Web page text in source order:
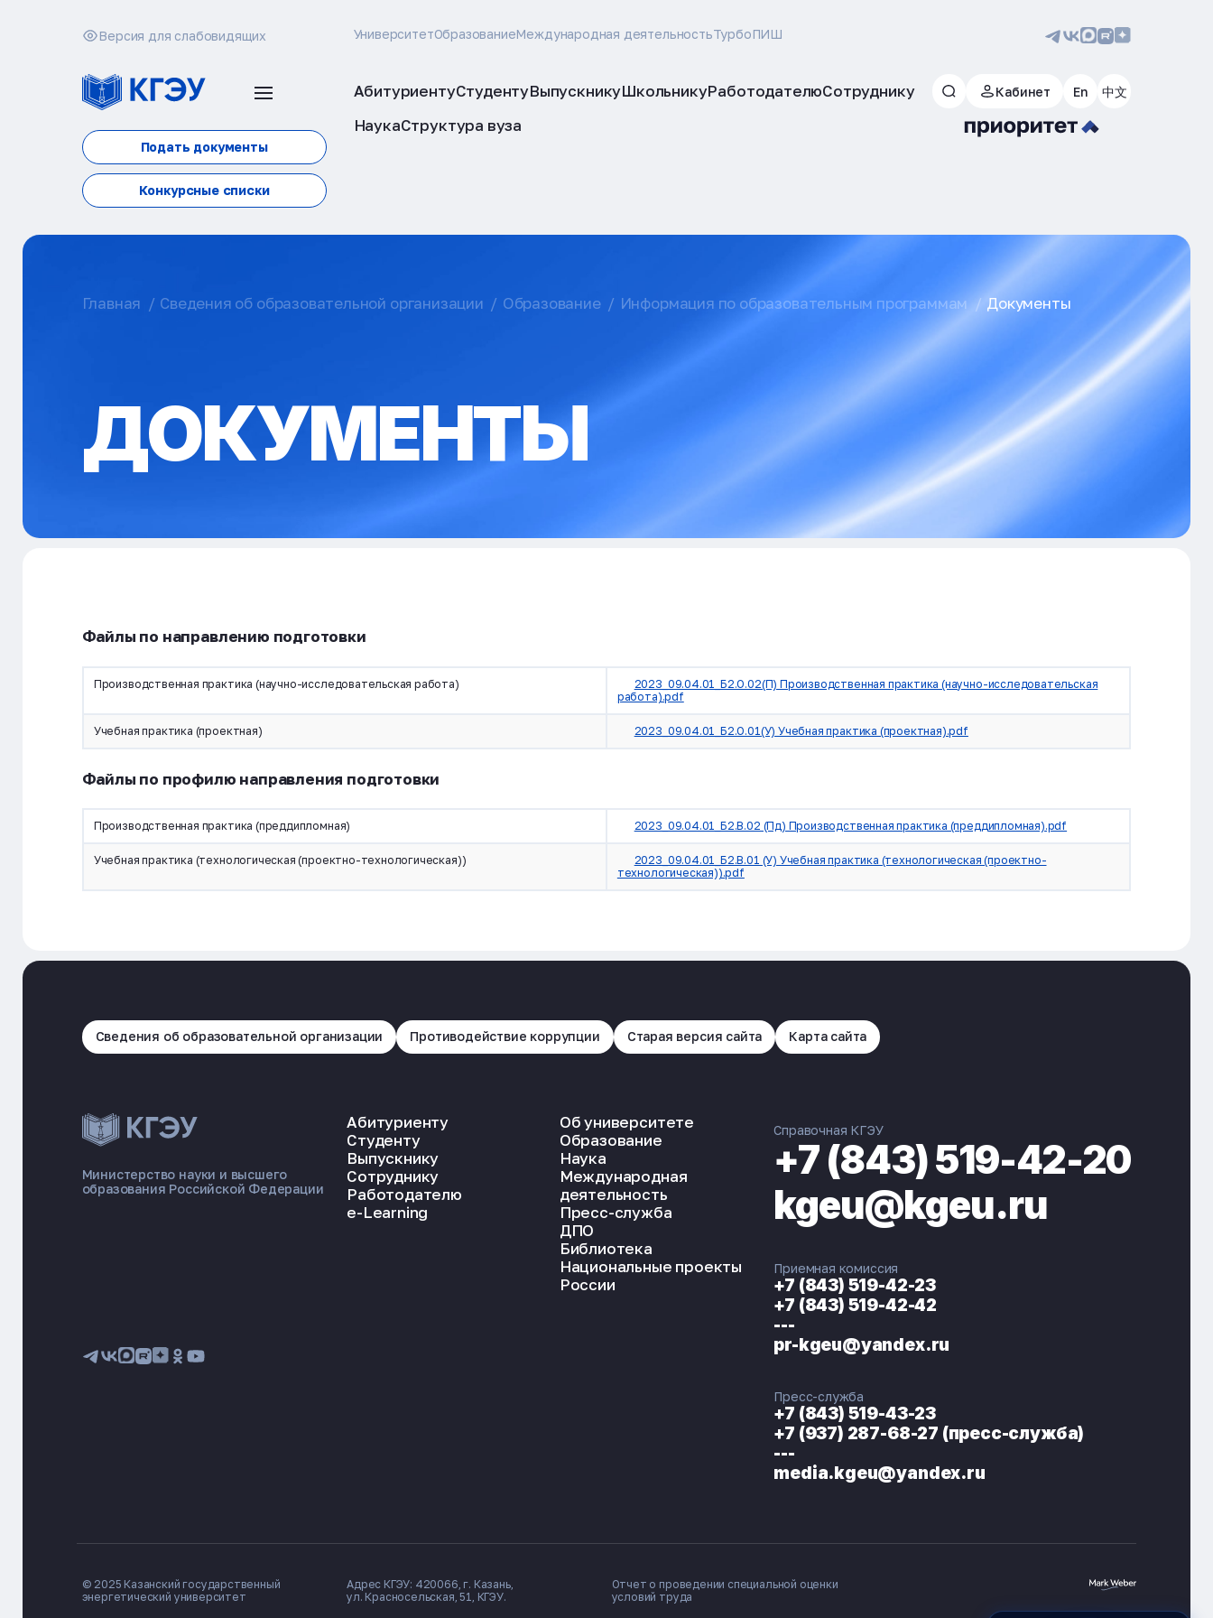
Версия для слабовидящих УниверситетОбразованиеМеждународная деятельностьТурбоПИШ
Подать документы
Конкурсные списки
АбитуриентуСтудентуВыпускникуШкольникуРаботодателюСотруднику
НаукаСтруктура вуза
Кабинет En 中文
ЭНЕРГОКОД — ПОМОЩНИК КГЭУ
Главная Сведения об образовательной организации Образование Информация по образовательным программам Документы
ДОКУМЕНТЫ
Файлы по направлению подготовки
Производственная практика (научно-исследовательская работа)
2023_09.04.01_Б2.О.02(П) Производственная практика (научно-исследовательская
работа).pdf
Учебная практика (проектная) 2023_09.04.01_Б2.О.01(У) Учебная практика (проектная).pdf
Файлы по профилю направления подготовки
Производственная практика (преддипломная) 2023_09.04.01_Б2.В.02 (Пд) Производственная практика (преддипломная).pdf
Учебная практика (технологическая (проектно-технологическая))
2023_09.04.01_Б2.В.01 (У) Учебная практика (технологическая (проектно-
технологическая)).pdf
Сведения об образовательной организации Противодействие коррупции Старая версия сайта Карта сайта
Министерство науки и высшего
образования Российской Федерации
Абитуриенту
Студенту
Выпускнику
Сотруднику
Работодателю
e-Learning
Об университете
Образование
Наука
Международная
деятельность
Пресс-служба
ДПО
Библиотека
Национальные проекты
России
Справочная КГЭУ
+7 (843) 519-42-20
kgeu@kgeu.ru
Приемная комиссия
+7 (843) 519-42-23
+7 (843) 519-42-42
---
pr-kgeu@yandex.ru
Пресс-служба
+7 (843) 519-43-23
+7 (937) 287-68-27 (пресс-служба)
---
media.kgeu@yandex.ru
© 2025 Казанский государственный
энергетический университет
Адрес КГЭУ: 420066, г. Казань,
ул. Красносельская, 51, КГЭУ.
Отчет о проведении специальной оценки
условий труда